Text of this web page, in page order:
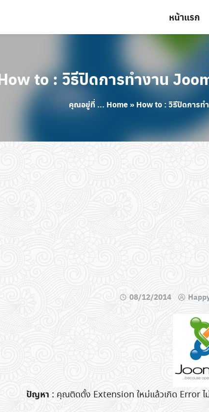
หน้าแรก
to : วิธีปิดการทำงาน
คุณอยู่ที่ ... Home» How to : วิธีปิดการท
08/12/2014
ปัญหา : คุณติดตั้ง Extension ใหม่แล้วเกิด Error ไม่